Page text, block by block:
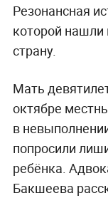
Резонансная
которой нашли
страну.
Мать
октябре
в
попросили
ребёнка.
Бакшеева